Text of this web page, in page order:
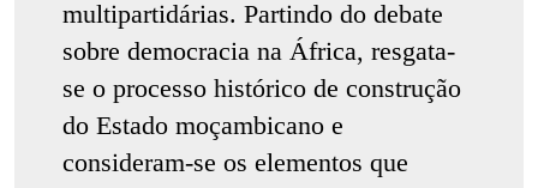
multipartidárias. Partindo do debate
sobre democracia na África, resgata-
se o processo histórico de construção
do Estado moçambicano e
consideram-se os elementos que